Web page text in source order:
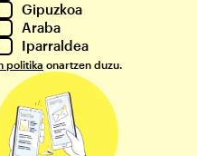
Gipuzkoa
Araba
Iparraldea
politika onartzen duzu.